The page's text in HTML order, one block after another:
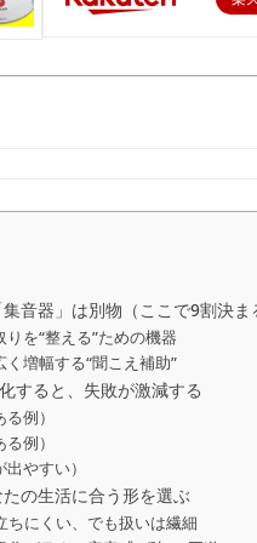
音器」は別物（ここで9割決ま
を“整える”ための機器
増幅する“聞こえ補助”
すると、失敗が激減する
例）
例）
やすい）
の生活に合う形を選ぶ
にくい、でも扱いは繊細